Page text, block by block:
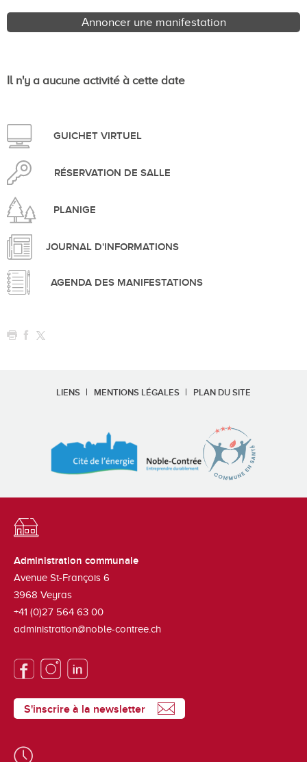
Annoncer une manifestation
Il n'y a aucune activité à cette date
GUICHET VIRTUEL
RÉSERVATION DE SALLE
PLANIGE
JOURNAL D'INFORMATIONS
AGENDA DES MANIFESTATIONS
LIENS MENTIONS LÉGALES PLAN DU SITE
Administration communale
Avenue St-François 6
3968 Veyras
+41 (0)27 564 63 00
administration@noble-contree.ch
S'inscrire à la newsletter